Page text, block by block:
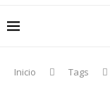
Inicio Tags